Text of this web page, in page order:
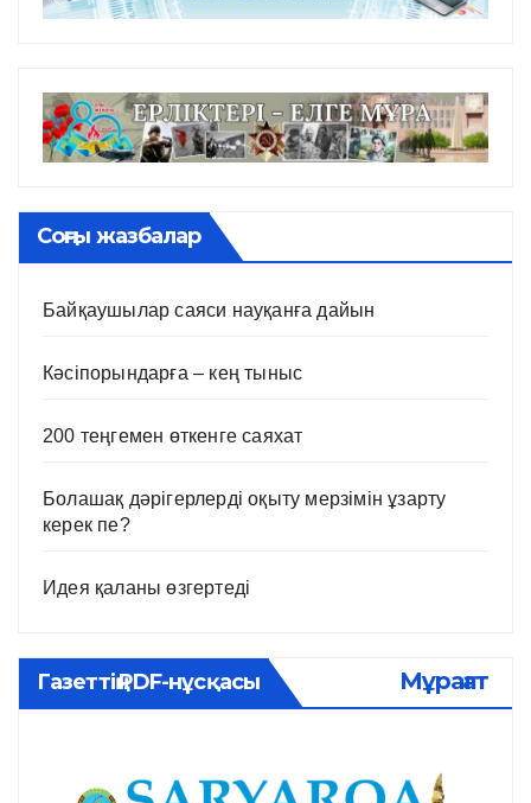
Соңғы жазбалар
Байқаушылар саяси науқанға дайын
Кәсіпорындарға – кең тыныс
200 теңгемен өткенге саяхат
Болашақ дәрігерлерді оқыту мерзімін ұзарту
керек пе?
Идея қаланы өзгертеді
Газеттің PDF-нұсқасы Мұрағат